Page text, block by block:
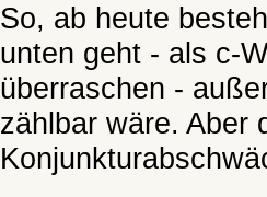
So, ab heute
unten geht - als c-
überraschen -
zählbar wäre. Aber